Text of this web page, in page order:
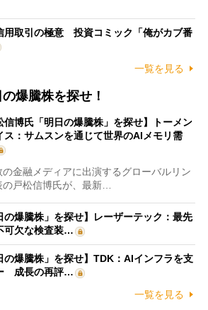
用取引の極意 投資コミック「俺がカブ番
一覧を見る
爆騰株を探せ！
信博氏「明日の爆騰株」を探せ】トーメン
ス：サムスンを通じて世界のAIメモリ需
金融メディアに出演するグローバルリン
戸松信博氏が、最新…
の爆騰株」を探せ】レーザーテック：最先
可欠な検査装…
の爆騰株」を探せ】TDK：AIインフラを支
成長の再評…
一覧を見る